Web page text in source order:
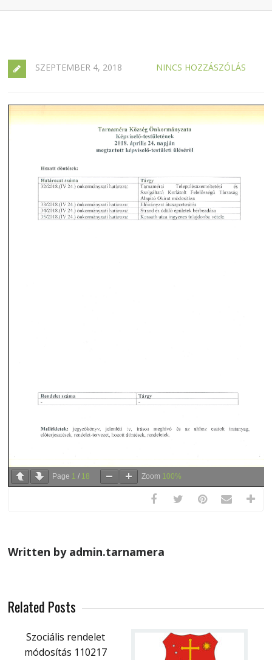
SZEPTEMBER 4, 2018 NINCS HOZZÁSZÓLÁS
Page 1 / 18 Zoom 100%
Written by admin.tarnamera
Related Posts
Szociális rendelet
módosítás 110217